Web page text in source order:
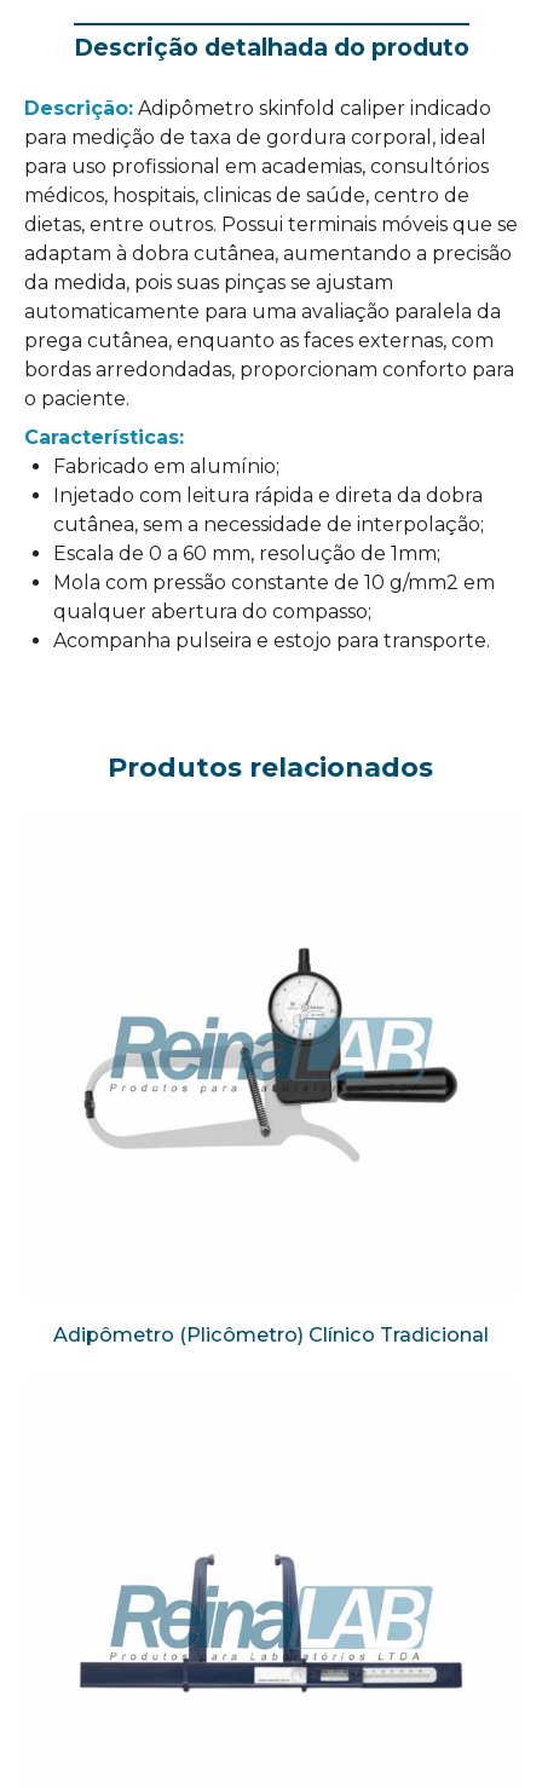
Descrição detalhada do produto
Descrição: Adipômetro skinfold caliper indicado
para medição de taxa de gordura corporal, ideal
para uso profissional em academias, consultórios
médicos, hospitais, clinicas de saúde, centro de
dietas, entre outros. Possui terminais móveis que se
adaptam à dobra cutânea, aumentando a precisão
da medida, pois suas pinças se ajustam
automaticamente para uma avaliação paralela da
prega cutânea, enquanto as faces externas, com
bordas arredondadas, proporcionam conforto para
o paciente.
Características:
Fabricado em alumínio;
Injetado com leitura rápida e direta da dobra
cutânea, sem a necessidade de interpolação;
Escala de 0 a 60 mm, resolução de 1mm;
Mola com pressão constante de 10 g/mm2 em
qualquer abertura do compasso;
Acompanha pulseira e estojo para transporte.
Produtos relacionados
Adipômetro (Plicômetro) Clínico Tradicional